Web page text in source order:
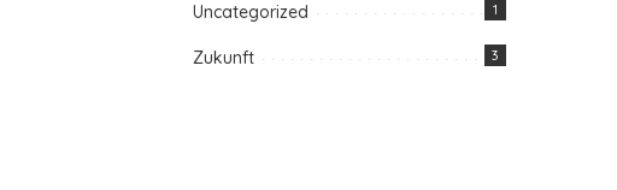
Uncategorized 1
Zukunft 3